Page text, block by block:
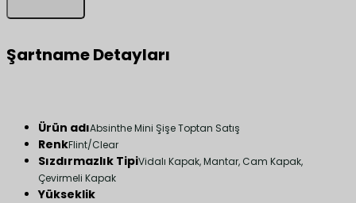
Şartname Detayları
Ürün adıAbsinthe Mini Şişe Toptan Satış
RenkFlint/Clear
Sızdırmazlık TipiVidalı Kapak, Mantar, Cam Kapak,
Çevirmeli Kapak
Yükseklik